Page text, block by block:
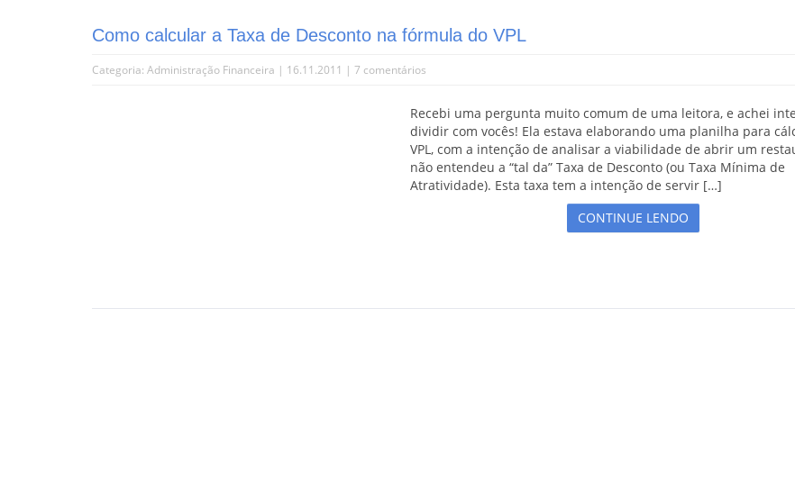
Como calcular a Taxa de Desconto na fórmula do VPL
Categoria: Administração Financeira | 16.11.2011 | 7 comentários
Recebi uma pergunta muito comum de uma leitora, e achei
dividir com vocês! Ela estava elaborando uma planilha para
VPL, com a intenção de analisar a viabilidade de abrir um
não entendeu a “tal da” Taxa de Desconto (ou Taxa Mínima de
Atratividade). Esta taxa tem a intenção de servir […]
CONTINUE LENDO